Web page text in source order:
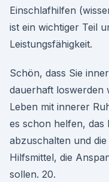
Einschlafhilfen
ist ein wichtiger Teil
Leistungsfähigkeit.
Schön, dass Sie
dauerhaft loswerden
Leben mit innerer
es schon helfen, das
abzuschalten und
Hilfsmittel, die
sollen. 20.